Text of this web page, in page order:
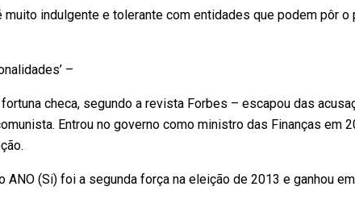
muito indulgente e tolerante com entidades que podem pôr
–
checa, segundo a revista Forbes – escapou das
Entrou no governo como ministro das Finanças em
ANO (Si) foi a segunda força na eleição de 2013 e ganhou